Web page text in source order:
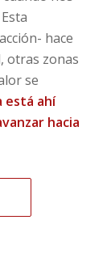
hace
otras zonas
se
está ahí
hacia